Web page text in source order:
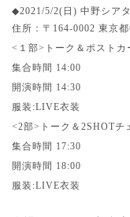
◆2021/5/2( 日 ) 中野シア
住所： 〒 164-0002 東京
< １部> トーク＆ポスト
集合時間 14:00
開演時間 14:30
服装 :LIVE衣装
<2部> トーク＆ 2SHOTチ
集合時間 17:30
開演時間 18:00
服装 :LIVE衣装